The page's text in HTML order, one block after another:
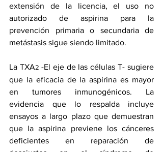
extensión de la licencia, el uso no
autorizado de aspirina para la
prevención primaria o secundaria de
metástasis sigue siendo limitado.
La TXA2 -El eje de las células T- sugiere
que la eficacia de la aspirina es mayor
en tumores inmunogénicos. La
evidencia que lo respalda incluye
ensayos a largo plazo que demuestran
que la aspirina previene los cánceres
deficientes en reparación de